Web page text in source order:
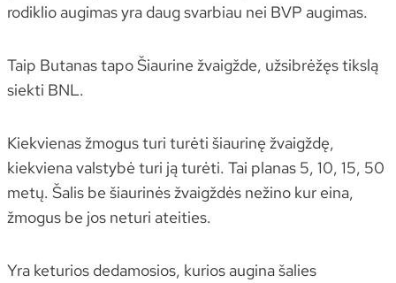
rodiklio augimas yra daug svarbiau nei BVP augimas.
Taip Butanas tapo Šiaurine žvaigžde, užsibrėžęs tikslą
siekti BNL.
Kiekvienas žmogus turi turėti šiaurinę žvaigždę,
kiekviena valstybė turi ją turėti. Tai planas 5, 10, 15, 50
metų. Šalis be šiaurinės žvaigždės nežino kur eina,
žmogus be jos neturi ateities.
Yra keturios dedamosios, kurios augina šalies